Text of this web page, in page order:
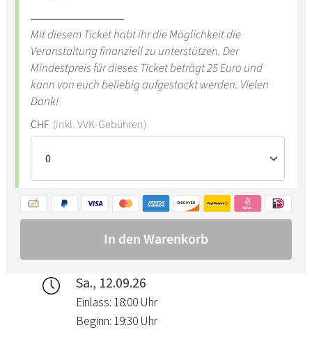
Sa., 12.09.26
Einlass: 18:00 Uhr
Beginn: 19:30 Uhr